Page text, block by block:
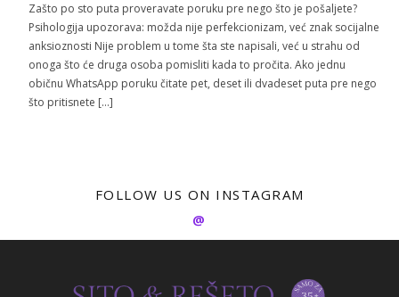
Zašto po sto puta proveravate poruku pre nego što je pošaljete?
Psihologija upozorava: možda nije perfekcionizam, već znak socijalne
anksioznosti Nije problem u tome šta ste napisali, već u strahu od
onoga što će druga osoba pomisliti kada to pročita. Ako jednu
običnu WhatsApp poruku čitate pet, deset ili dvadeset puta pre nego
što pritisnete […]
FOLLOW US ON INSTAGRAM
@